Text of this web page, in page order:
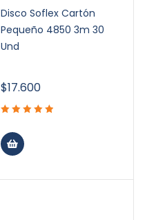
Disco Soflex Cartón
Pequeño 4850 3m 30
Und
$17.600